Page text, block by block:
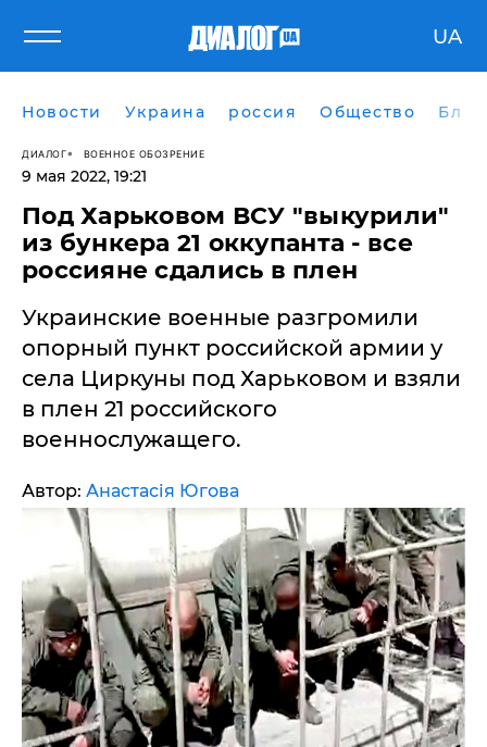
UA
Новости Украина россия Общество
ДИАЛОГ ВОЕННОЕ ОБОЗРЕНИЕ
9 мая 2022, 19:21
Под Харьковом ВСУ "выкурили"
из бункера 21 оккупанта - все
россияне сдались в плен
Украинские военные разгромили
опорный пункт российской армии у
села Циркуны под Харьковом и взяли
в плен 21 российского
военнослужащего.
Автор: Анастасія Югова